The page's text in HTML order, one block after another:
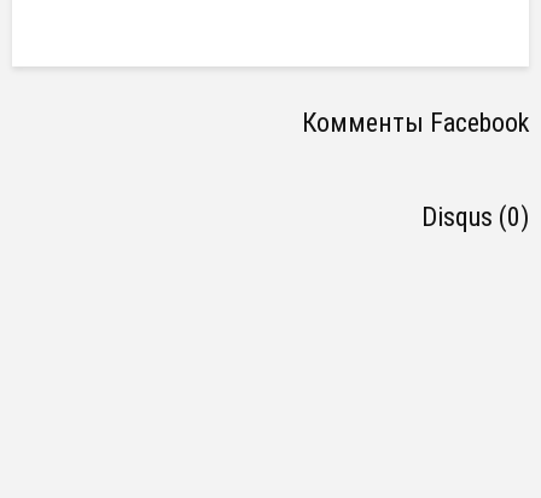
Комменты Facebook
Disqus (0)